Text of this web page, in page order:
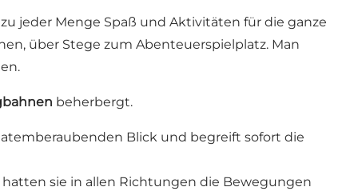
jeder Menge Spaß und Aktivitäten für die ganze
über Stege zum Abenteuerspielplatz. Man
beherbergt.
Blick und begreift sofort die
sie in allen Richtungen die Bewegungen